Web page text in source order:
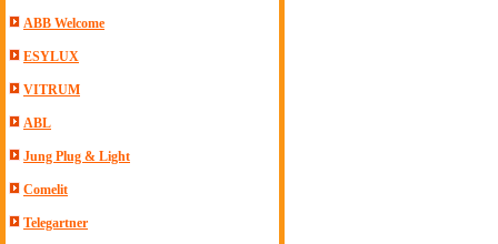
ABB Welcome
ESYLUX
VITRUM
ABL
Jung Plug & Light
Comelit
Telegartner